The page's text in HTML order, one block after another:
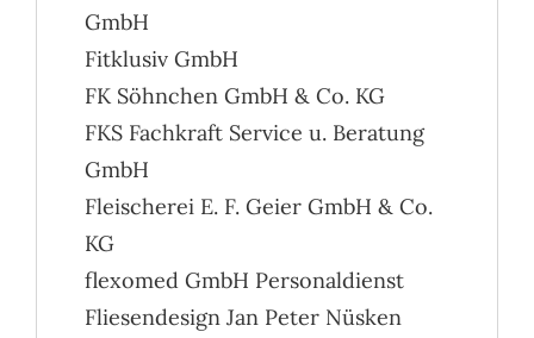
GmbH
Fitklusiv GmbH
FK Söhnchen GmbH & Co. KG
FKS Fachkraft Service u. Beratung
GmbH
Fleischerei E. F. Geier GmbH & Co.
KG
flexomed GmbH Personaldienst
Fliesendesign Jan Peter Nüsken